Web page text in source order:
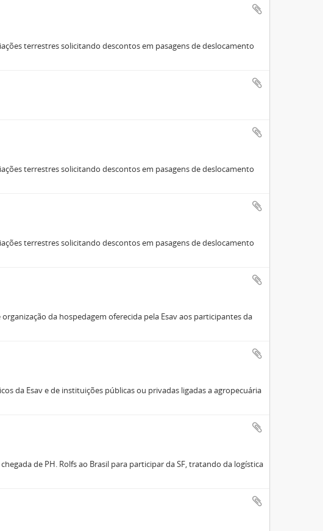
terrestres solicitando descontos em pasagens de deslocamento
terrestres solicitando descontos em pasagens de deslocamento
terrestres solicitando descontos em pasagens de deslocamento
da hospedagem oferecida pela Esav aos participantes da
da Esav e de instituições públicas ou privadas ligadas a agropecuária
de PH. Rolfs ao Brasil para participar da SF, tratando da logística